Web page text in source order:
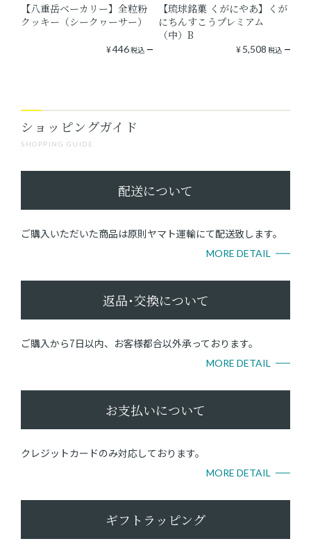
【八重岳ベーカリー】全粒粉
クッキー（シークヮーサー）
¥446税込
【琉球銘菓 くがにやあ】くが
にちんすこうプレミアム
（中）B
¥5,508 税込
SHOPPING GUIDE
ショッピングガイド
配送について
ご購入いただいた商品は原則ヤマト運輸にて配送致します。
MORE DETAIL
返品･交換について
ご購入から7日以内、お客様都合以外承っております。
MORE DETAIL
お支払いについて
クレジットカードのみ対応しております。
MORE DETAIL
ギフトラッピング